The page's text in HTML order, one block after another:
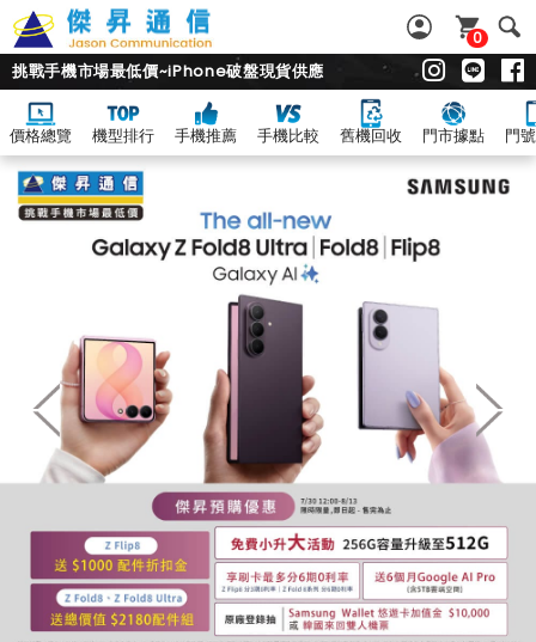
0
挑戰手機市場最低價~iPhone破盤現貨供應
價格總覽 機型排行 手機推薦 手機比較 舊機回收 門市據點 門